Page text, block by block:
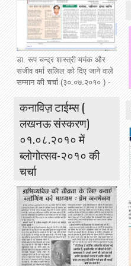
डा. रूप चन्द्र शास्त्री मयंक और
संजीव वर्मा सलिल को दिए जाने वाले
सम्मान की चर्चा (३०.०७.२०१० ) -
कनाविज़ टाईम्स (
लखनऊ संस्करण)
०१.०८.२०१० में
ब्लोगोत्सव-२०१० की
चर्चा